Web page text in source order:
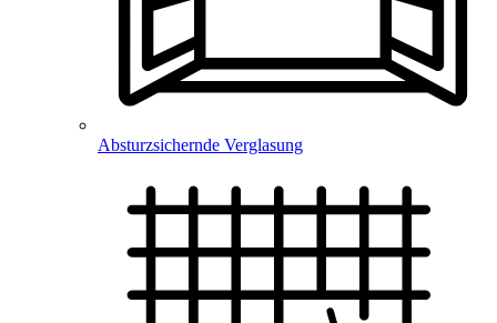
Absturzsichernde Verglasung